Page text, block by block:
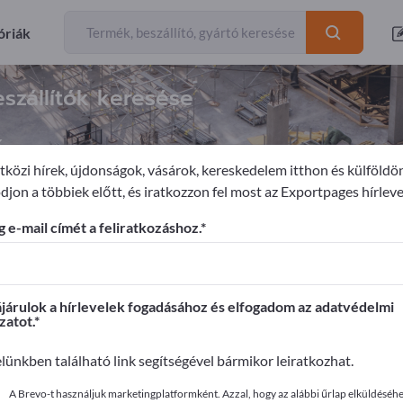
keresése
Bordásfalak
en!
>> kezdje itt
az Exportpages-en!
közzé itt
hírek, újdonságok, vásárok, kereskedelem itthon és
a többiek előtt, és iratkozzon fel most az Exportpages
e-mail címét a feliratkozáshoz.
a hírlevelek fogadásához és elfogadom az adatvédelmi
található link segítségével bármikor leiratkozhat.
A Brevo-t használjuk marketingplatformként. Azzal, hogy az alábbi űrlap